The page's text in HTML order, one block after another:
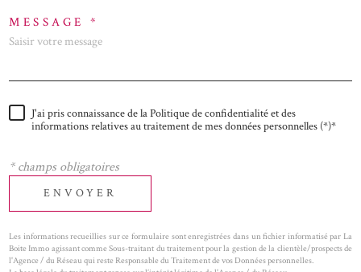
MESSAGE *
J'ai pris connaissance de la Politique de confidentialité et des
informations relatives au traitement de mes données personnelles (*)*
* champs obligatoires
ENVOYER
Les informations recueillies sur ce formulaire sont enregistrées dans un fichier informatisé par La
Boite Immo agissant comme Sous-traitant du traitement pour la gestion de la clientèle/prospects de
l'Agence / du Réseau qui reste Responsable du Traitement de vos Données personnelles.